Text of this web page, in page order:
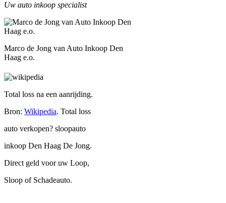
Uw auto inkoop specialist
Marco de Jong van Auto Inkoop Den
Haag e.o.
Total loss na een aanrijding.
Bron: Wikipedia. Total loss
auto verkopen? sloopauto
inkoop Den Haag De Jong.
Direct geld voor uw Loop,
Sloop of Schadeauto.